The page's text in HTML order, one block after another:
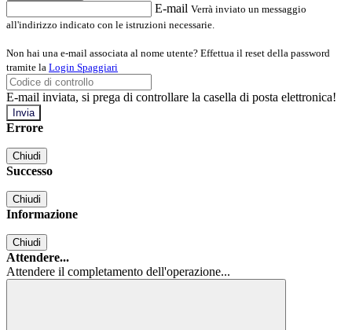
E-mail Verrà inviato un messaggio
all'indirizzo indicato con le istruzioni necessarie.
Non hai una e-mail associata al nome utente? Effettua il reset della password
tramite la Login Spaggiari
E-mail inviata, si prega di controllare la casella di posta elettronica!
Errore
Chiudi
Successo
Chiudi
Informazione
Chiudi
Attendere...
Attendere il completamento dell'operazione...